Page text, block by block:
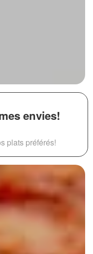
envies!
plats préférés!